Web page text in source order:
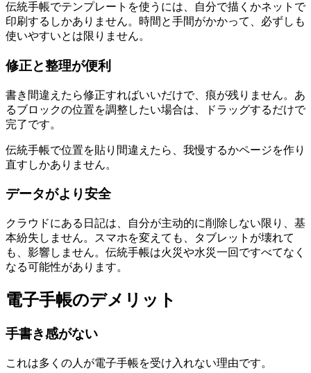
伝統手帳でテンプレートを使うには、自分で描くかネットで
印刷するしかありません。時間と手間がかかって、必ずしも
使いやすいとは限りません。
修正と整理が便利
書き間違えたら修正すればいいだけで、痕が残りません。あ
るブロックの位置を調整したい場合は、ドラッグするだけで
完了です。
伝統手帳で位置を貼り間違えたら、我慢するかページを作り
直すしかありません。
データがより安全
クラウドにある日記は、自分が主动的に削除しない限り、基
本紛失しません。スマホを変えても、タブレットが壊れて
も、影響しません。伝統手帳は火災や水災一回ですべてなく
なる可能性があります。
電子手帳のデメリット
手書き感がない
これは多くの人が電子手帳を受け入れない理由です。